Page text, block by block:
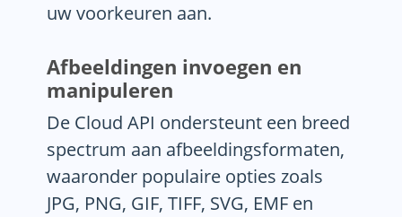
uw voorkeuren aan.
Afbeeldingen invoegen en
manipuleren
De Cloud API ondersteunt een breed
spectrum aan afbeeldingsformaten,
waaronder populaire opties zoals
JPG, PNG, GIF, TIFF, SVG, EMF en